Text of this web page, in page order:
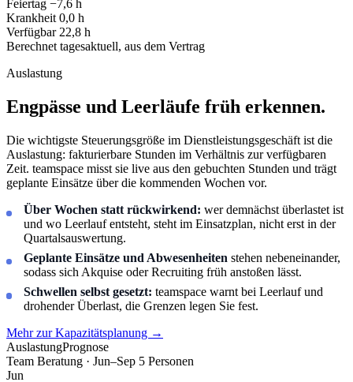
Feiertag −7,6 h
Krankheit 0,0 h
Verfügbar 22,8 h
Berechnet tagesaktuell, aus dem Vertrag
Auslastung
Engpässe und Leerläufe früh erkennen.
Die wichtigste Steuerungsgröße im Dienstleistungsgeschäft ist die
Auslastung: fakturierbare Stunden im Verhältnis zur verfügbaren
Zeit. teamspace misst sie live aus den gebuchten Stunden und trägt
geplante Einsätze über die kommenden Wochen vor.
Über Wochen statt rückwirkend: wer demnächst überlastet ist
und wo Leerlauf entsteht, steht im Einsatzplan, nicht erst in der
Quartalsauswertung.
Geplante Einsätze und Abwesenheiten stehen nebeneinander,
sodass sich Akquise oder Recruiting früh anstoßen lässt.
Schwellen selbst gesetzt: teamspace warnt bei Leerlauf und
drohender Überlast, die Grenzen legen Sie fest.
Mehr zur Kapazitätsplanung →
AuslastungPrognose
Team Beratung · Jun–Sep 5 Personen
Jun